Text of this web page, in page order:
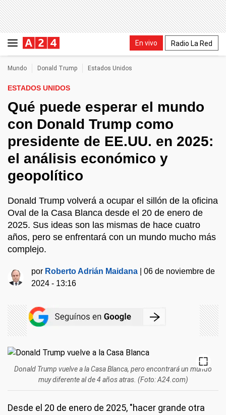
En vivo Radio La Red
Mundo Donald Trump Estados Unidos
ESTADOS UNIDOS
Qué puede esperar el mundo
con Donald Trump como
presidente de EE.UU. en 2025:
el análisis económico y
geopolítico
Donald Trump volverá a ocupar el sillón de la oficina
Oval de la Casa Blanca desde el 20 de enero de
2025. Sus ideas son las mismas de hace cuatro
años, pero se enfrentará con un mundo mucho más
complejo.
por Roberto Adrián Maidana |06 de noviembre de
2024 - 13:16
Donald Trump vuelve a la Casa Blanca, pero encontrará un mundo
muy diferente al de 4 años atras. (Foto: A24.com)
Desde el 20 de enero de 2025, "hacer grande otra